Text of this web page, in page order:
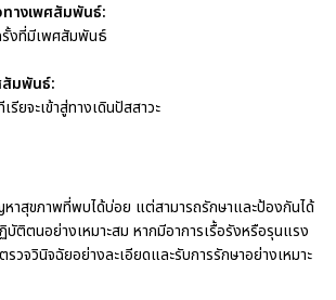
างเพศสัมพันธ์:
รั้งที่มีเพศสัมพันธ์
สัมพันธ์:
รียจะเข้าสู่ทางเดินปัสสาวะ
าสุขภาพที่พบได้บ่อย แต่สามารถรักษาและป้องกันได้
บัติตนอย่างเหมาะสม หากมีอาการเรื้อรังหรือรุนแรง
วจวินิจฉัยอย่างละเอียดและรับการรักษาอย่างเหมาะ